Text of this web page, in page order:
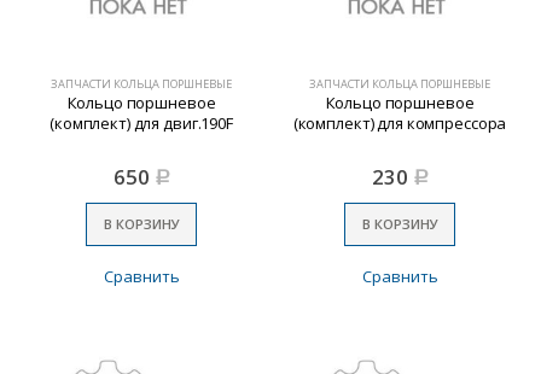
ЗАПЧАСТИ КОЛЬЦА ПОРШНЕВЫЕ
Кольцо поршневое
(комплект) для двиг.190F
650 Р
В КОРЗИНУ
Сравнить
ЗАПЧАСТИ КОЛЬЦА ПОРШНЕВЫЕ
Кольцо поршневое
(комплект) для компрессора
230 Р
В КОРЗИНУ
Сравнить